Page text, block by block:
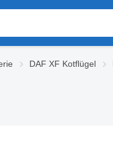
DAF XF Kotflügel